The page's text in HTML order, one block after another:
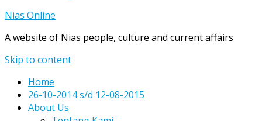
Nias Online
A website of Nias people, culture and current affairs
Skip to content
Home
26-10-2014 s/d 12-08-2015
About Us